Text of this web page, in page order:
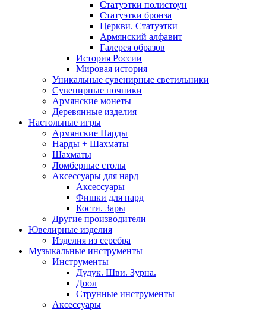
Статуэтки полистоун
Статуэтки бронза
Церкви. Статуэтки
Армянский алфавит
Галерея образов
История России
Мировая история
Уникальные сувенирные светильники
Сувенирные ночники
Армянские монеты
Деревянные изделия
Настольные игры
Армянские Нарды
Нарды + Шахматы
Шахматы
Ломберные столы
Аксессуары для нард
Аксессуары
Фишки для нард
Кости. Зары
Другие производители
Ювелирные изделия
Изделия из серебра
Музыкальные инструменты
Инструменты
Дудук. Шви. Зурна.
Доол
Струнные инструменты
Аксессуары